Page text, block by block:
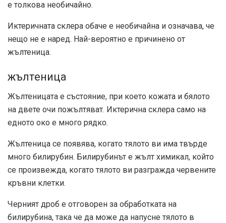
е толкова необичайно.
Иктеричната склера обаче е необичайна и означава, че
нещо не е наред. Най-вероятно е причинено от
жълтеница.
жълтеница
Жълтеницата е състояние, при което кожата и бялото
на двете очи пожълтяват. Иктерична склера само на
едното око е много рядко.
Жълтеница се появява, когато тялото ви има твърде
много билирубин. Билирубинът е жълт химикал, който
се произвежда, когато тялото ви разгражда червените
кръвни клетки.
Черният дроб е отговорен за обработката на
билирубина, така че да може да напусне тялото в